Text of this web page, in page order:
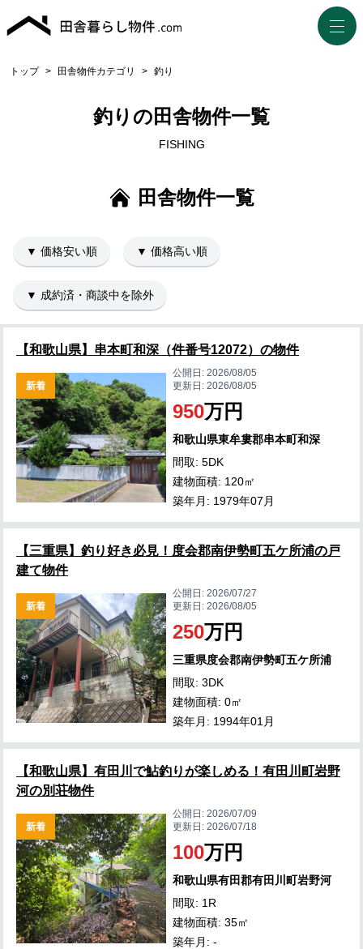
トップ > 田舎物件カテゴリ > 釣り
釣りの田舎物件一覧
FISHING
田舎物件一覧
▼ 価格安い順 ▼ 価格高い順
▼ 成約済・商談中を除外
【和歌山県】串本町和深（件番号12072）の物件
新着
公開日:2026/08/05
更新日:2026/08/05
950万円
和歌山県東牟婁郡串本町和深
間取: 5DK
建物面積: 120㎡
築年月: 1979年07月
【三重県】釣り好き必見！度会郡南伊勢町五ケ所浦の戸
建て物件
新着
公開日:2026/07/27
更新日:2026/08/05
250万円
三重県度会郡南伊勢町五ケ所浦
間取: 3DK
建物面積: 0㎡
築年月: 1994年01月
【和歌山県】有田川で鮎釣りが楽しめる！有田川町岩野
河の別荘物件
新着
公開日:2026/07/09
更新日:2026/07/18
100万円
和歌山県有田郡有田川町岩野河
間取: 1R
建物面積: 35㎡
築年月: -